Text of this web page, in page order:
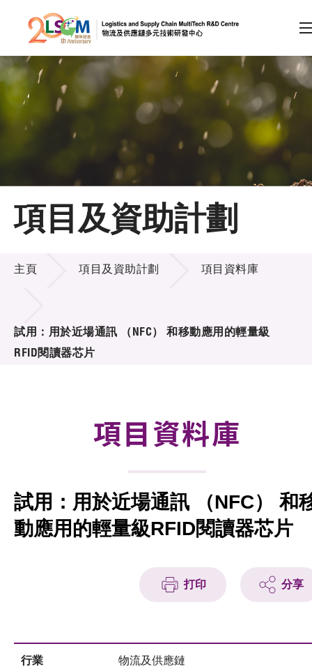
跳到內容（按回車鍵）
會員登入
A A EN 繁 简
主頁
關於LSCM
技術商品化
合作計劃
徵求研發項目計劃書
項目夥伴
活動及消息
項目及資助計劃
項目及資助計劃
主頁 項目及資助計劃 項目資料庫
試用：用於近場通訊 （NFC） 和移動應用的輕量級
RFID閱讀器芯片
項目資料庫
試用：用於近場通訊 （NFC） 和
動應用的輕量級RFID閱讀器芯片
打印 分享
行業 物流及供應鏈